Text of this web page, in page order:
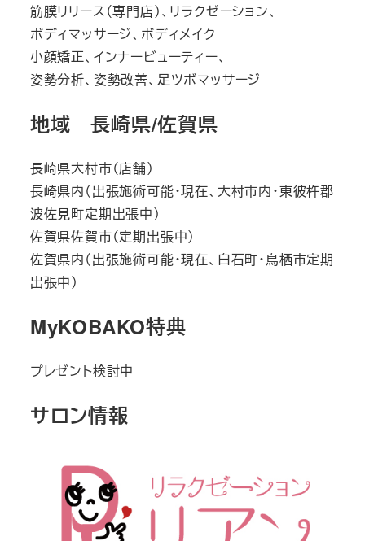
筋膜リリース（専門店）、リラクゼーション、
ボディマッサージ、ボディメイク
小顔矯正、インナービューティー、
姿勢分析、姿勢改善、足ツボマッサージ
地域 長崎県/佐賀県
長崎県大村市（店舗）
長崎県内（出張施術可能・現在、大村市内・東彼杵郡
波佐見町定期出張中）
佐賀県佐賀市（定期出張中）
佐賀県内（出張施術可能・現在、白石町・鳥栖市定期
出張中）
MyKOBAKO特典
プレゼント検討中
サロン情報